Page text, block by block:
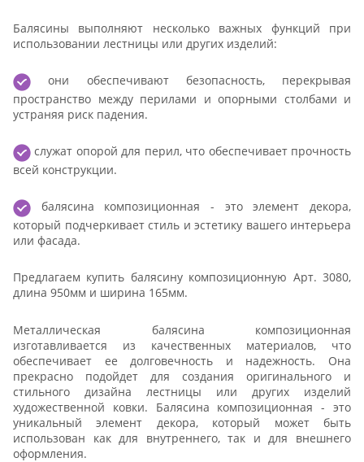
Балясины выполняют несколько важных функций при
использовании лестницы или других изделий:
они обеспечивают безопасность, перекрывая
пространство между перилами и опорными столбами и
устраняя риск падения.
служат опорой для перил, что обеспечивает прочность
всей конструкции.
балясина композиционная - это элемент декора,
который подчеркивает стиль и эстетику вашего интерьера
или фасада.
Предлагаем купить балясину композиционную Арт. 3080,
длина 950мм и ширина 165мм.
Металлическая балясина композиционная
изготавливается из качественных материалов, что
обеспечивает ее долговечность и надежность. Она
прекрасно подойдет для создания оригинального и
стильного дизайна лестницы или других изделий
художественной ковки. Балясина композиционная - это
уникальный элемент декора, который может быть
использован как для внутреннего, так и для внешнего
оформления.